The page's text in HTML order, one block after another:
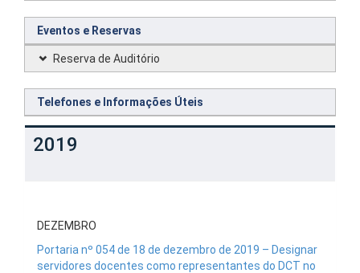
Eventos e Reservas
Reserva de Auditório
Telefones e Informações Úteis
2019
DEZEMBRO
Portaria nº 054 de 18 de dezembro de 2019 – Designar
servidores docentes como representantes do DCT no